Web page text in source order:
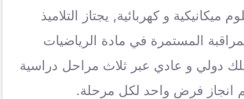
ميكانيكية و كهربائية, يجتاز التلاميذ
المستمرة في مادة الرياضيات
دولي و عادي عبر ثلاث مراحل دراسية
انجاز فرض واحد لكل مرحلة.